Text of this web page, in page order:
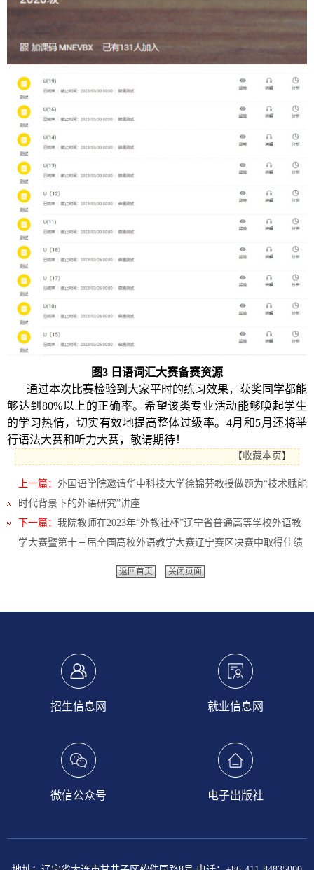
图3 日语词汇大赛备赛资源
通过本次比赛检验到大家平时的练习效果，获奖同学都能
够达到 80%以上的正确率。希望该类专业活动能够唤起学生
的学习热情，切实有效地提高整体过级率。4月和5月还将举
行语法大赛和听力大赛，敬请期待！
【收藏本页 】
上一篇： 外国语学院邀请华中科技大学徐锦芬教授做题为“技术赋能
时代背景下的外语研究”讲座
下一篇： 我院教师在2023年“外教社杯”辽宁省普通高等学校外语教
学大赛暨第十三届全国高校外语教学大赛辽宁赛区决赛中取得佳绩
返回首页 关闭页面
招生信息网 就业信息网
微信公众号 电子出版社